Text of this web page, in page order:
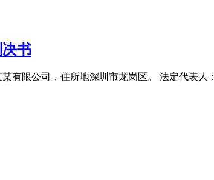
书
有限公司，住所地深圳市龙岗区。 法定代表